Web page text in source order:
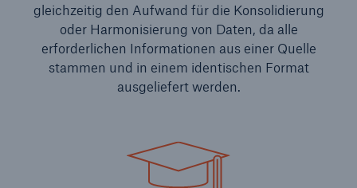
gleichzeitig den Aufwand für die Konsolidierung
oder Harmonisierung von Daten, da alle
erforderlichen Informationen aus einer Quelle
stammen und in einem identischen Format
ausgeliefert werden.